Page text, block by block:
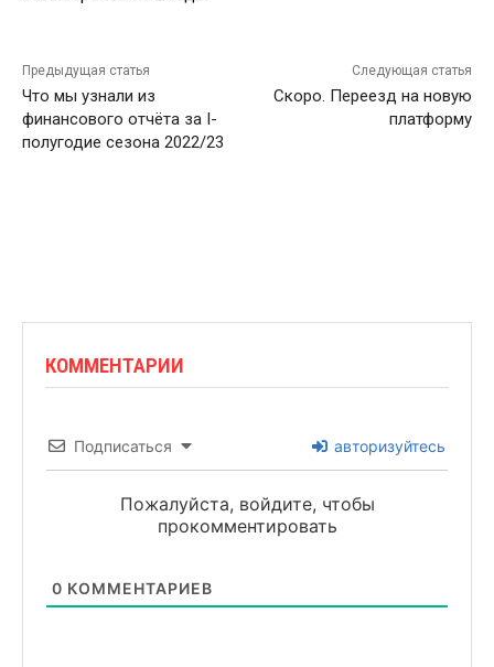
Предыдущая статья
Что мы узнали из
финансового отчёта за I-
полугодие сезона 2022/23
Следующая статья
Скоро. Переезд на новую
платформу
КОММЕНТАРИИ
Подписаться авторизуйтесь
Пожалуйста, войдите, чтобы
прокомментировать
0 КОММЕНТАРИЕВ